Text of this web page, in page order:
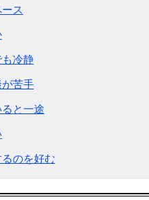
ス
冷静
苦手
と一途
のを好む